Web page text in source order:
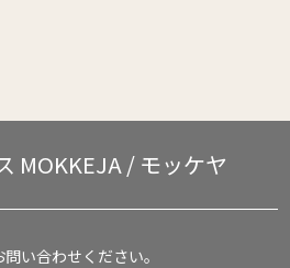
MOKKEJA / モッケヤ
い合わせください。